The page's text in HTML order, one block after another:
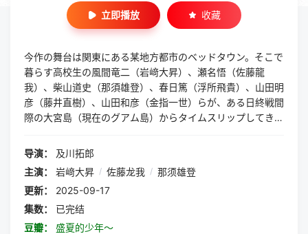
立即播放 收藏
今作の舞台は関東にある某地方都市のベッドタウン。そこで
暮らす高校生の風間竜二（岩﨑大昇）、瀬名悟（佐藤龍
我）、柴山道史（那須雄登）、春日篤（浮所飛貴）、山田明
彦（藤井直樹）、山田和彦（金指一世）らが、ある日終戦間
際の大宮島（現在のグアム島）からタイムスリップしてきた
語はスタートします。戦時中の人間《三平》から見た現代の
かと不自由だった時代から来た三平の目には、現代の日本は
どんな世界に映るのでしょうか？ 自由を謳歌しているつも
りでいる現代人。だけども、本当の意味で“自由”を手にして
いるのはいったいどちらなのでしょうか？それぞれに事情を
导演：
及川拓郎
主演：
岩﨑大昇 / 佐藤龙我 / 那须雄登
更新：
2025-09-17
集数：
已完结
豆瓣：
盛夏的少年～